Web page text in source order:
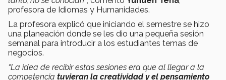
profesora de Idiomas y Humanidades.
La profesora explicó que iniciando el semestre se hizo
una planeación donde se les dio una pequeña sesión
semanal para introducir a los estudiantes temas de
negocios.
“La idea de recibir estas sesiones era que al llegar a la
competencia tuvieran la creatividad y el pensamiento